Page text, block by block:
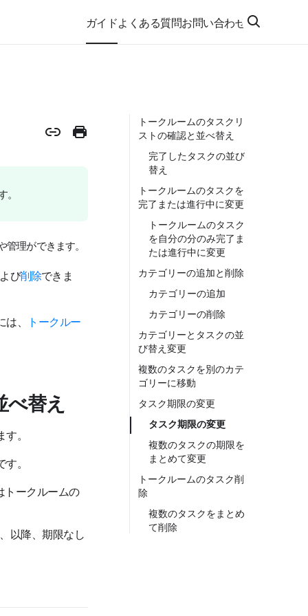
ガイドよくある質問お問い合わせ
理ができます。
び削除できま
、
トークルー
替え
。
。
トークルームの
以降、期限なし
トークルームのタスクリ
ストの確認と並べ替え
完了したタスクの並び
替え
トークルームのタスクを
完了または進行中に変更
トークルームのタスク
を自分の分のみ完了ま
たは進行中に変更
カテゴリーの追加と削除
カテゴリーの追加
カテゴリーの削除
カテゴリーとタスクの並
び替え変更
複数のタスクを別のカテ
ゴリーに移動
タスク期限の変更
タスク期限の変更
複数のタスクの期限を
まとめて変更
トークルームのタスク削
除
複数のタスクをまとめ
て削除